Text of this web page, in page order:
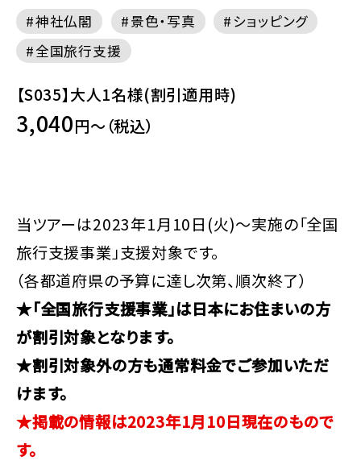
神社仏閣 景色・写真
ショッピング
全国旅行支援
【S035】大人1名様(割引適用時)
3,040円～（税込）
当ツアーは2023年1月10日(火)～実施の「全国
旅行支援事業」支援対象です。
（各都道府県の予算に達し次第、順次終了）
★「全国旅行支援事業」は日本にお住まいの方
が割引対象となります。
★割引対象外の方も通常料金でご参加いただ
けます。
★掲載の情報は2023年1月10日現在のもので
す。